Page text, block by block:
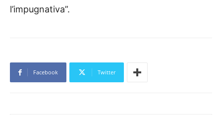
l’impugnativa”.
Facebook Twitter